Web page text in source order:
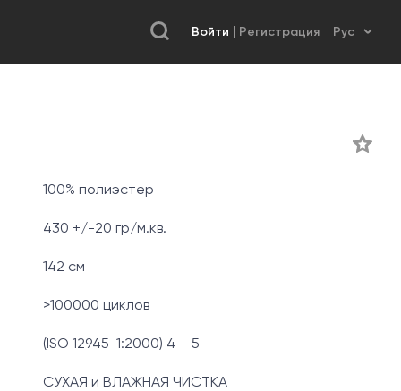
Войти Регистрация
100% полиэстер
430 +/-20 гр/м.кв.
142 см
>100000 циклов
(ISO 12945-1:2000) 4 – 5
СУХАЯ и ВЛАЖНАЯ ЧИСТКА